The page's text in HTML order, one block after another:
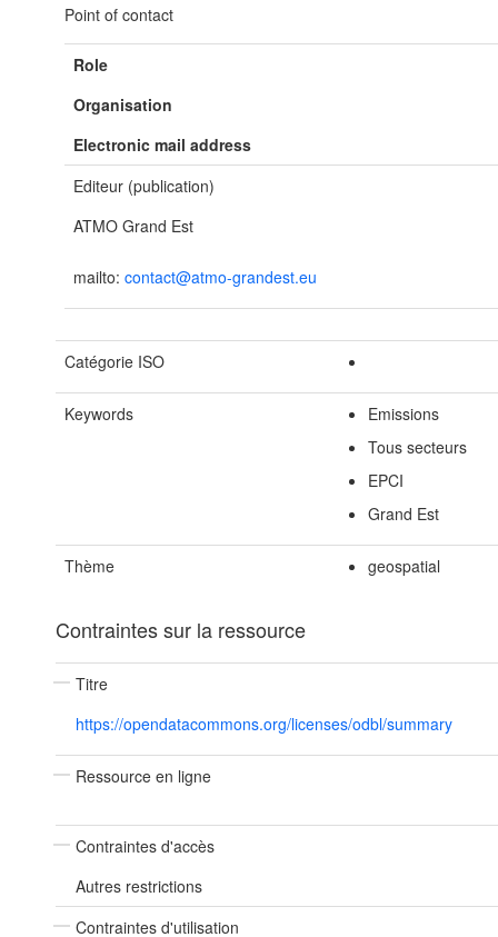
Point of contact
Role
Organisation
Electronic mail address
Editeur (publication)
ATMO Grand Est
mailto: contact@atmo-grandest.eu
Catégorie ISO
Keywords
Emissions
Tous secteurs
EPCI
Grand Est
Thème geospatial
Contraintes sur la ressource
Titre
https://opendatacommons.org/licenses/odbl/summary
Ressource en ligne
Contraintes d'accès
Autres restrictions
Contraintes d'utilisation